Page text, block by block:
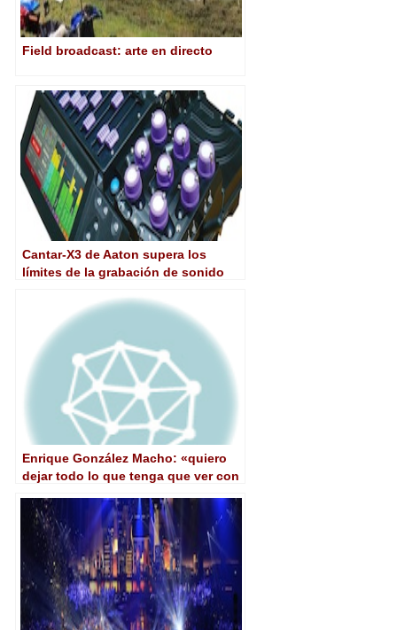
Field broadcast: arte en directo
Cantar-X3 de Aaton supera los
límites de la grabación de sonido
Enrique González Macho: «quiero
dejar todo lo que tenga que ver con